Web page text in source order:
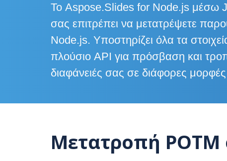
Το Aspose.Slides for Node.js μέσω
σας επιτρέπει να μετατρέψετε
Node.js. Υποστηρίζει όλα τα
πλούσιο API για πρόσβαση και
διαφάνειές σας σε διάφορες
Μετατροπή POTM